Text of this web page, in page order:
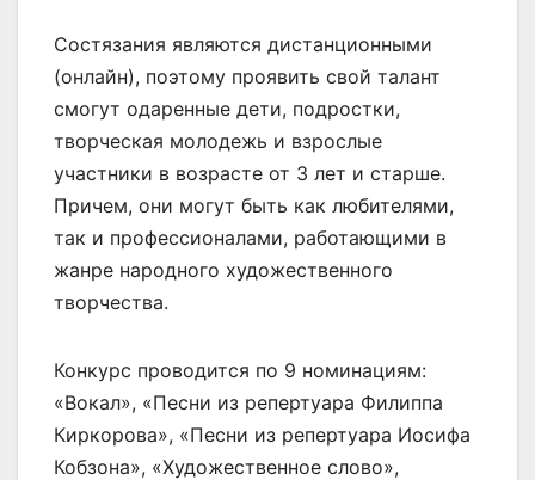
Состязания являются дистанционными
(онлайн), поэтому проявить свой талант
смогут одаренные дети, подростки,
творческая молодежь и взрослые
участники в возрасте от 3 лет и старше.
Причем, они могут быть как любителями,
так и профессионалами, работающими в
жанре народного художественного
творчества.
Конкурс проводится по 9 номинациям:
«Вокал», «Песни из репертуара Филиппа
Киркорова», «Песни из репертуара Иосифа
Кобзона», «Художественное слово»,